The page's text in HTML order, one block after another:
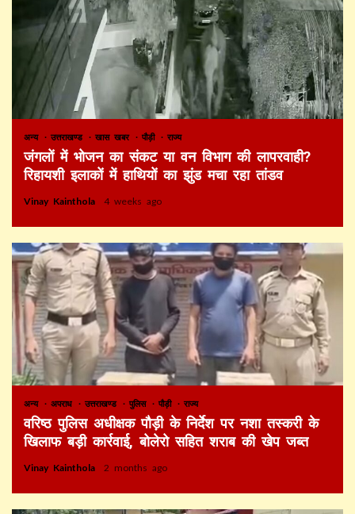
अन्य उत्तराखण्ड खास खबर पौड़ी राज्य
जंगलों में भोजन का संकट या वन विभाग की लापरवाही?
रिहायशी इलाकों में हाथियों का झुंड मचा रहा तांडव
Vinay Kainthola 4 weeks ago
अन्य अपराध उत्तराखण्ड पुलिस पौड़ी राज्य
वरिष्ठ पुलिस अधीक्षक पौड़ी के निर्देश पर नशा तस्करी के
खिलाफ बड़ी कार्रवाई, बोलेरो सहित शराब की खेप जब्त
Vinay Kainthola 2 months ago